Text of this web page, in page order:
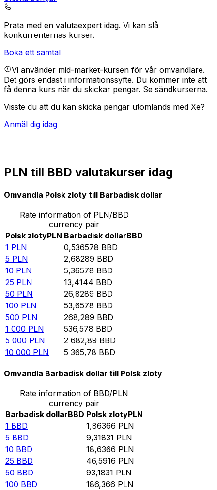
Prata med en valutaexpert idag. Vi kan slå
konkurrenternas kurser.
Boka ett samtal
Vi använder mid-market-kursen för vår omvandlare.
Det görs endast i informationssyfte. Du kommer inte att
få denna kurs när du skickar pengar. Se sändkurserna.
Visste du att du kan skicka pengar utomlands med Xe?
Anmäl dig idag
PLN till BBD valutakurser idag
Omvandla Polsk zloty till Barbadisk dollar
Rate information of PLN/BBD
currency pair
Polsk zlotyPLN Barbadisk dollarBBD
1 PLN 0,536578 BBD
5 PLN 2,68289 BBD
10 PLN 5,36578 BBD
25 PLN 13,4144 BBD
50 PLN 26,8289 BBD
100 PLN 53,6578 BBD
500 PLN 268,289 BBD
1 000 PLN 536,578 BBD
5 000 PLN 2 682,89 BBD
10 000 PLN 5 365,78 BBD
Omvandla Barbadisk dollar till Polsk zloty
Rate information of BBD/PLN
currency pair
Barbadisk dollarBBD Polsk zlotyPLN
1 BBD 1,86366 PLN
5 BBD 9,31831 PLN
10 BBD 18,6366 PLN
25 BBD 46,5916 PLN
50 BBD 93,1831 PLN
100 BBD 186,366 PLN